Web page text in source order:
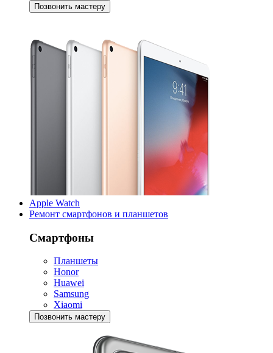
Позвонить мастеру
Apple Watch
Ремонт смартфонов и планшетов
Смартфоны
Планшеты
Honor
Huawei
Samsung
Xiaomi
Позвонить мастеру